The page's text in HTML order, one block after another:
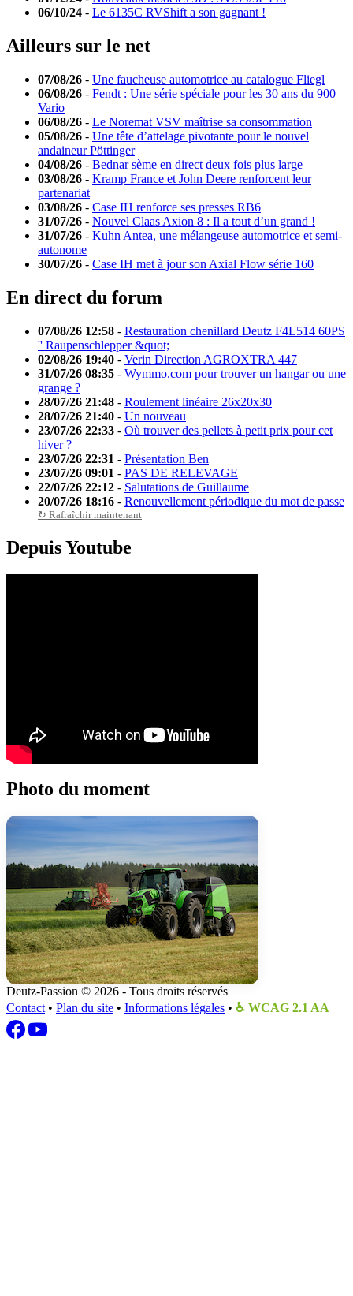
06/10/24 - Le 6135C RVShift a son gagnant !
Ailleurs sur le net
07/08/26 - Une faucheuse automotrice au catalogue Fliegl
06/08/26 - Fendt : Une série spéciale pour les 30 ans du 900
Vario
06/08/26 - Le Noremat VSV maîtrise sa consommation
05/08/26 - Une tête d’attelage pivotante pour le nouvel
andaineur Pöttinger
04/08/26 - Bednar sème en direct deux fois plus large
03/08/26 - Kramp France et John Deere renforcent leur
partenariat
03/08/26 - Case IH renforce ses presses RB6
31/07/26 - Nouvel Claas Axion 8 : Il a tout d’un grand !
31/07/26 - Kuhn Antea, une mélangeuse automotrice et semi-
autonome
30/07/26 - Case IH met à jour son Axial Flow série 160
En direct du forum
07/08/26 12:58 - Restauration chenillard Deutz F4L514 60PS
'' Raupenschlepper &quot;
02/08/26 19:40 - Verin Direction AGROXTRA 447
31/07/26 08:35 - Wymmo.com pour trouver un hangar ou une
grange ?
28/07/26 21:48 - Roulement linéaire 26x20x30
28/07/26 21:40 - Un nouveau
23/07/26 22:33 - Où trouver des pellets à petit prix pour cet
hiver ?
23/07/26 22:31 - Présentation Ben
23/07/26 09:01 - PAS DE RELEVAGE
22/07/26 22:12 - Salutations de Guillaume
20/07/26 18:16 - Renouvellement périodique du mot de passe
↻ Rafraîchir maintenant
Depuis Youtube
Photo du moment
Deutz-Passion © 2026 - Tous droits réservés
Contact • Plan du site • Informations légales • ♿ WCAG 2.1 AA